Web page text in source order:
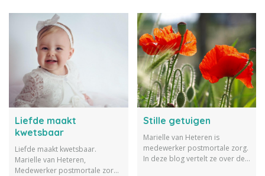
Liefde maakt
kwetsbaar
Liefde maakt kwetsbaar.
Marielle van Heteren,
Medewerker postmortale zorg,
Stille getuigen
Marielle van Heteren is
medewerker postmortale zorg.
In deze blog vertelt ze over de